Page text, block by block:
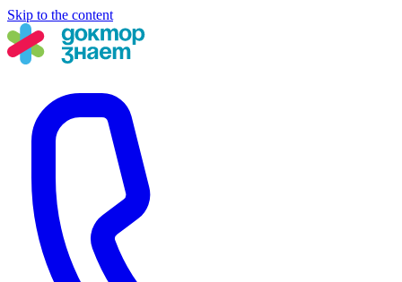
Skip to the content